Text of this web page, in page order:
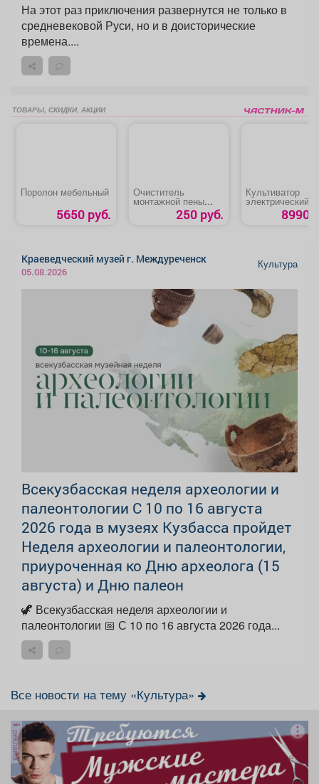
На этот раз приключения развернутся не только в
средневековой Руси, но и в доисторические
времена....
ТОВАРЫ, СКИДКИ, АКЦИИ
Поролон мебельный
5650 руб.
Очиститель
монтажной пены
250 руб.
Культиватор
электрический
«STEHER EK-
8990
Краеведческий музей г. Междуреченск
05.08.2026
Культура
Всекузбасская неделя археологии и
палеонтологии С 10 по 16 августа
2026 года в музеях Кузбасса пройдет
Неделя археологии и палеонтологии,
приуроченная ко Дню археолога (15
августа) и Дню палеон
🦖 Всекузбасская неделя археологии и
палеонтологии 📅 С 10 по 16 августа 2026 года...
Все новости на тему «Культура»
реклама